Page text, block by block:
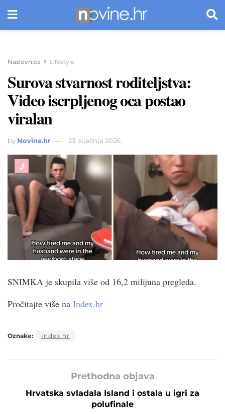
Naslovnica Lifestyle
Surova stvarnost roditeljstva:
Video iscrpljenog oca postao
viralan
by Novine.hr 23. siječnja 2026.
SNIMKA je skupila više od 16,2 milijuna pregleda.
Pročitajte više na Index.hr
Oznake: Index.hr
Prethodna objava
Hrvatska svladala Island i ostala u igri za
polufinale